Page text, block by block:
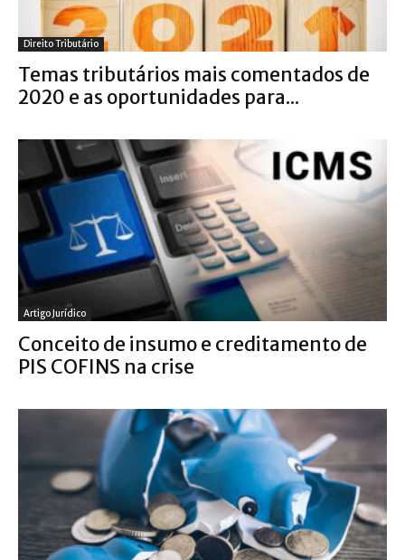
Direito Tributário
Temas tributários mais comentados de
2020 e as oportunidades para...
Artigo Jurídico
Conceito de insumo e creditamento de
PIS COFINS na crise